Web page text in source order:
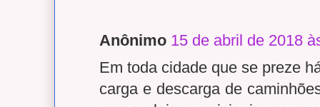
Anônimo 15 de abril de 2018
Em toda cidade que se preze
carga e descarga de